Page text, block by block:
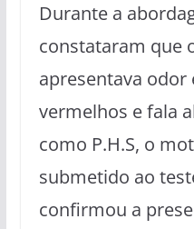
Durante a
constataram que
apresentava odor
vermelhos e fala
como P.H.S, o
submetido ao
confirmou a